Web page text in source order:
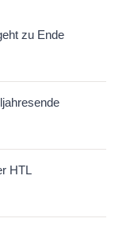
zu Ende
HTL